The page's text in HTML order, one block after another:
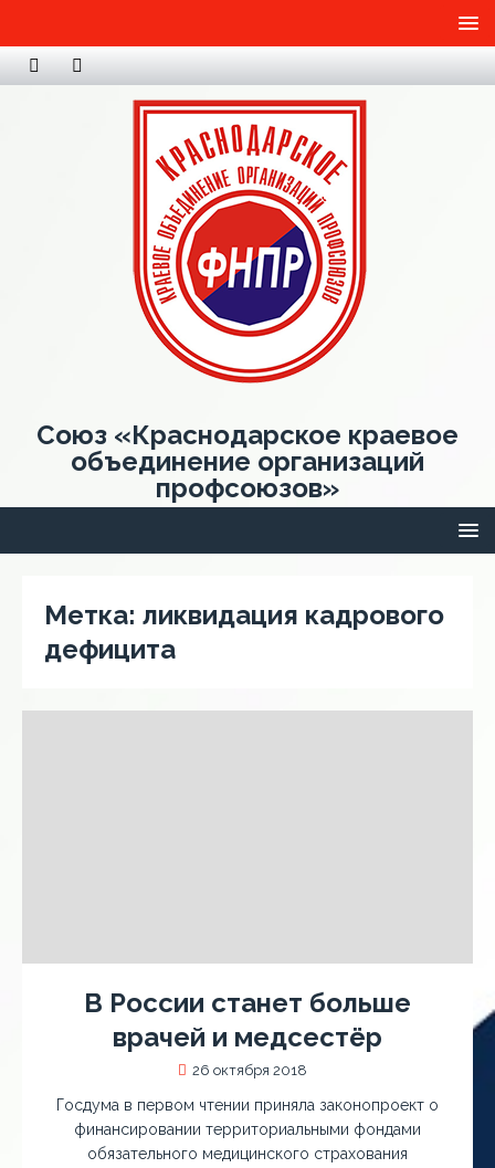
Союз «Краснодарское краевое
объединение организаций
профсоюзов»
Метка: ликвидация кадрового
дефицита
В России станет больше
врачей и медсестёр
26 октября 2018
Госдума в первом чтении приняла законопроект о
финансировании территориальными фондами
обязательного медицинского страхования